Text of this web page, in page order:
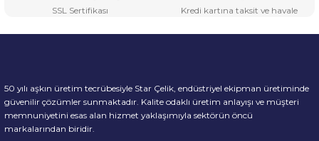
SSL Sertifikası
Kredi kartına taksit ve havale
50 yılı aşkın üretim tecrübesiyle Star Çelik, endüstriyel ekipman üretiminde
güvenilir çözümler sunmaktadır. Kalite odaklı üretim anlayışı ve müşteri
memnuniyetini esas alan hizmet yaklaşımıyla sektörün öncü
markalarından biridir.